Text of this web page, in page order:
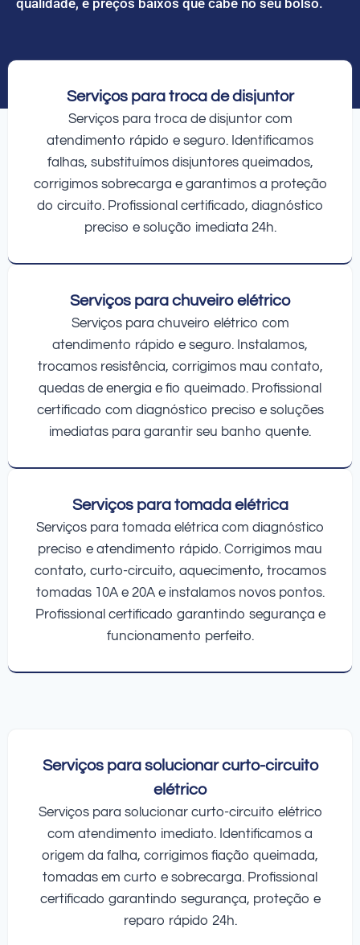
Serviços para troca de disjuntor
Serviços para troca de disjuntor com
atendimento rápido e seguro. Identificamos
falhas, substituímos disjuntores queimados,
corrigimos sobrecarga e garantimos a proteção
do circuito. Profissional certificado, diagnóstico
preciso e solução imediata 24h.
Serviços para chuveiro elétrico
Serviços para chuveiro elétrico com
atendimento rápido e seguro. Instalamos,
trocamos resistência, corrigimos mau contato,
quedas de energia e fio queimado. Profissional
certificado com diagnóstico preciso e soluções
imediatas para garantir seu banho quente.
Serviços para tomada elétrica
Serviços para tomada elétrica com diagnóstico
preciso e atendimento rápido. Corrigimos mau
contato, curto-circuito, aquecimento, trocamos
tomadas 10A e 20A e instalamos novos pontos.
Profissional certificado garantindo segurança e
funcionamento perfeito.
Serviços para solucionar curto-circuito
elétrico
Serviços para solucionar curto-circuito elétrico
com atendimento imediato. Identificamos a
origem da falha, corrigimos fiação queimada,
tomadas em curto e sobrecarga. Profissional
certificado garantindo segurança, proteção e
reparo rápido 24h.